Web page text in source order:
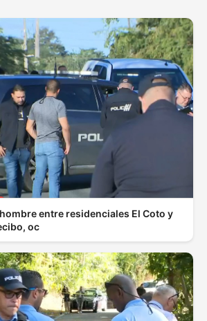
entre residenciales El Coto y
oc